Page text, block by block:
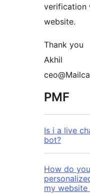
verification
website.
Thank you
Akhil
PMF
Is i a live
bot?
How do
my website